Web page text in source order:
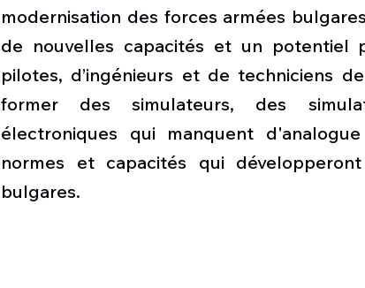
modernisation des forces armées
de nouvelles capacités et un potentiel
pilotes, d’ingénieurs et de techniciens
former des simulateurs, des
électroniques qui manquent
normes et capacités qui
bulgares.